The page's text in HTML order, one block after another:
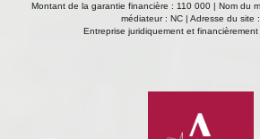
Montant de la garantie financière : 110 000 | Nom du
médiateur : NC | Adresse du site
Entreprise juridiquement et